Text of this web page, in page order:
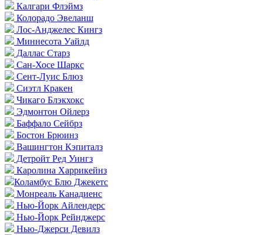
Калгари Флэймз
Колорадо Эвеланш
Лос-Анджелес Кингз
Миннесота Уайлд
Даллас Старз
Сан-Хосе Шаркс
Сент-Луис Блюз
Сиэтл Кракен
Чикаго Блэкхокс
Эдмонтон Ойлерз
Баффало Сейбрз
Бостон Брюинз
Вашингтон Кэпиталз
Детройт Ред Уингз
Каролина Харрикейнз
Коламбус Блю Джекетс
Монреаль Канадиенс
Нью-Йорк Айлендерс
Нью-Йорк Рейнджерс
Нью-Джерси Девилз